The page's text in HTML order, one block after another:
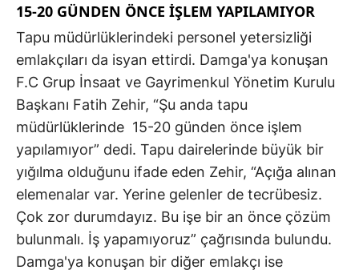
15-20 GÜNDEN ÖNCE İŞLEM YAPILAMIYOR
Tapu müdürlüklerindeki personel yetersizliği
emlakçıları da isyan ettirdi. Damga'ya konuşan
F.C Grup İnsaat ve Gayrimenkul Yönetim Kurulu
Başkanı Fatih Zehir, “Şu anda tapu
müdürlüklerinde 15-20 günden önce işlem
yapılamıyor” dedi. Tapu dairelerinde büyük bir
yığılma olduğunu ifade eden Zehir, “Açığa alınan
elemenalar var. Yerine gelenler de tecrübesiz.
Çok zor durumdayız. Bu işe bir an önce çözüm
bulunmalı. İş yapamıyoruz” çağrısında bulundu.
Damga'ya konuşan bir diğer emlakçı ise